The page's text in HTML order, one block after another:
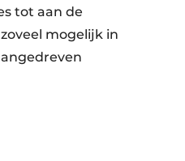
tot aan de
mogelijk in